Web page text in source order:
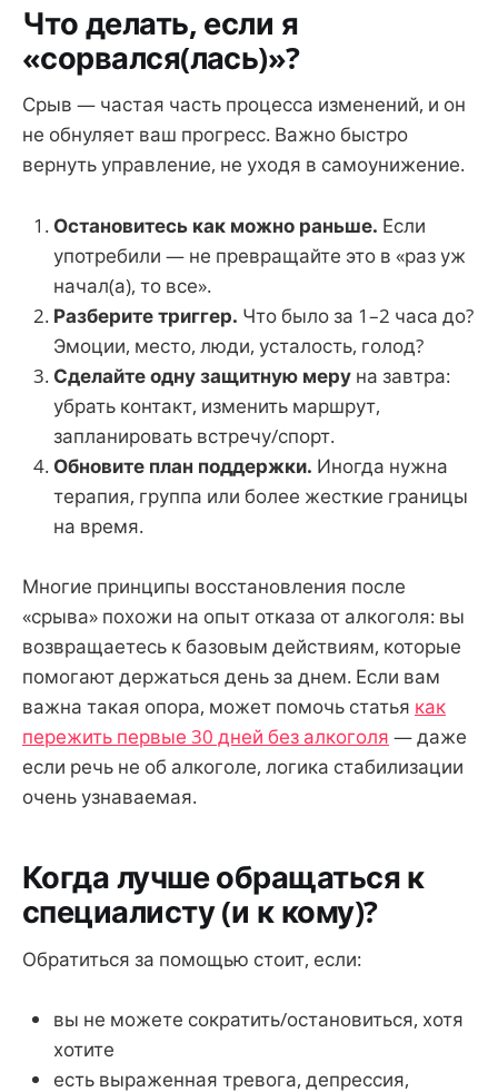
Что делать, если я
«сорвался(лась)»?
Срыв — частая часть процесса изменений, и он
не обнуляет ваш прогресс. Важно быстро
вернуть управление, не уходя в самоунижение.
Остановитесь как можно раньше. Если
употребили — не превращайте это в «раз уж
начал(а), то все».
Разберите триггер. Что было за 1–2 часа до?
Эмоции, место, люди, усталость, голод?
Сделайте одну защитную меру на завтра:
убрать контакт, изменить маршрут,
запланировать встречу/спорт.
Обновите план поддержки. Иногда нужна
терапия, группа или более жесткие границы
на время.
Многие принципы восстановления после
«срыва» похожи на опыт отказа от алкоголя: вы
возвращаетесь к базовым действиям, которые
помогают держаться день за днем. Если вам
важна такая опора, может помочь статья как
пережить первые 30 дней без алкоголя — даже
если речь не об алкоголе, логика стабилизации
очень узнаваемая.
Когда лучше обращаться к
специалисту (и к кому)?
Обратиться за помощью стоит, если:
вы не можете сократить/остановиться, хотя
хотите
есть выраженная тревога, депрессия,